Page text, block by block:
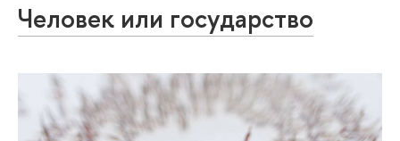
Человек или государство